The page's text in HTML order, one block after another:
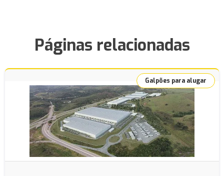
Páginas relacionadas
Galpões para alugar